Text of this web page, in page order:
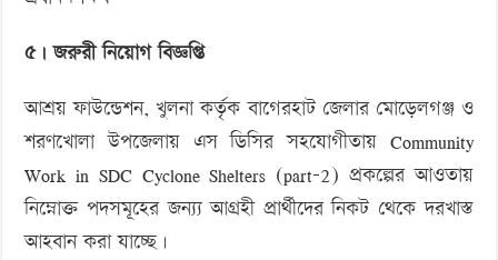
৫। জরুরী নিয়োগ বিজ্ঞপ্তি
আশ্রয় ফাউন্ডেশন, খুলনা কর্তৃক বাগেরহাট জেলার মোড়েলগঞ্জ ও
শরণখোলা উপজেলায় এস ডিসির সহযোগীতায় Community
Work in SDC Cyclone Shelters (part-2) প্রকল্পের আওতায়
নিম্নোক্ত পদসমূহের জন্য্য আগ্রহী প্রার্থীদের নিকট থেকে দরখাস্ত
আহবান করা যাচ্ছে।